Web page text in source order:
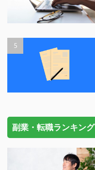
副業・転職ランキング